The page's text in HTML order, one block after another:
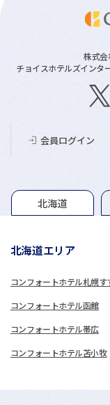
株式会
チョイスホテルズインタ
会員ログイン
グループホテル一覧
北海道
北海道エリア
コンフォートホテル札幌す
コンフォートホテル函館
コンフォートホテル帯広
コンフォートホテル苫小牧